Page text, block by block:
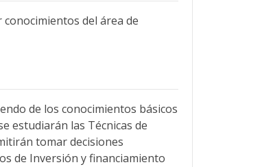
del área de
de los conocimientos básicos
estudiarán las Técnicas de
tomar decisiones
de Inversión y financiamiento